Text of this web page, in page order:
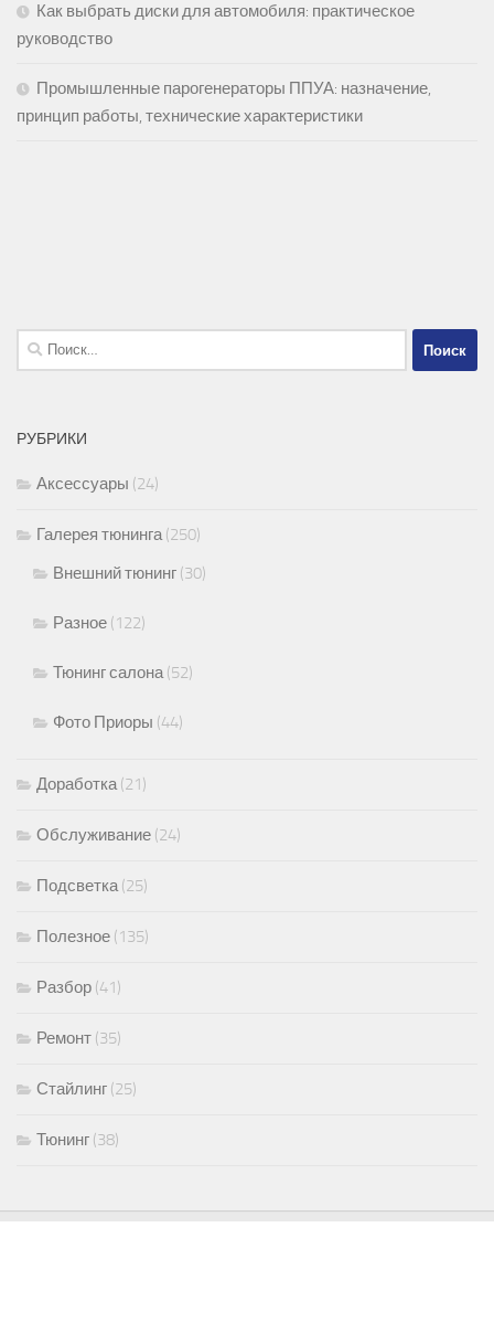
Как выбрать диски для автомобиля: практическое
руководство
Промышленные парогенераторы ППУА: назначение,
принцип работы, технические характеристики
Найти:
РУБРИКИ
Аксессуары (24)
Галерея тюнинга(250)
Внешний тюнинг (30)
Разное (122)
Тюнинг салона(52)
Фото Приоры (44)
Доработка(21)
Обслуживание (24)
Подсветка(25)
Полезное (135)
Разбор (41)
Ремонт (35)
Стайлинг (25)
Тюнинг (38)